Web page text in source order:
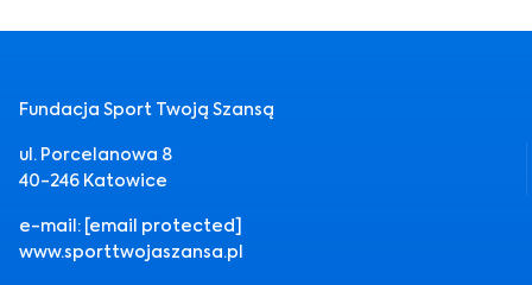
Fundacja Sport Twoją Szansą
ul. Porcelanowa 8
40-246 Katowice
e-mail: [email protected]
www.sporttwojaszansa.pl